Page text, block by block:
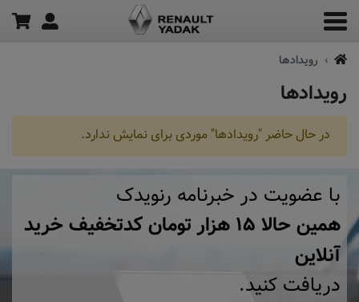
رویدادها
رویدادها
در حال حاضر "رویدادها" موردی برای نمایش ندارد.
با عضویت در خبرنامه رنویدک
همین حالا ۱۵ هزار تومان کد‌تخفیف خرید
آنلاین
دریافت کنید.